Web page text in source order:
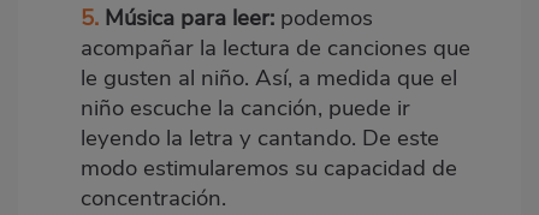
5. Música para leer: podemos
acompañar la lectura de canciones que
le gusten al niño. Así, a medida que el
niño escuche la canción, puede ir
leyendo la letra y cantando. De este
modo estimularemos su capacidad de
concentración.